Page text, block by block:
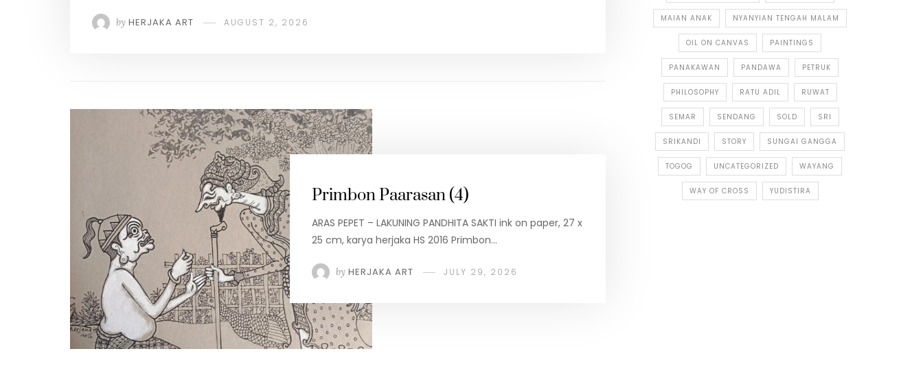
by HERJAKA ART AUGUST 2, 2026
Primbon Paarasan (4)
ARAS PEPET – LAKUNING PANDHITA SAKTI ink on paper, 27 x
25 cm, karya herjaka HS 2016 Primbon…
by HERJAKA ART JULY 29, 2026
MAIAN ANAK NYANYIAN TENGAH MALAM
OIL ON CANVAS PAINTINGS
PANAKAWAN PANDAWA PETRUK
PHILOSOPHY RATU ADIL RUWAT
SEMAR SENDANG SOLD SRI
SRIKANDI STORY SUNGAI GANGGA
TOGOG UNCATEGORIZED WAYANG
WAY OF CROSS YUDISTIRA